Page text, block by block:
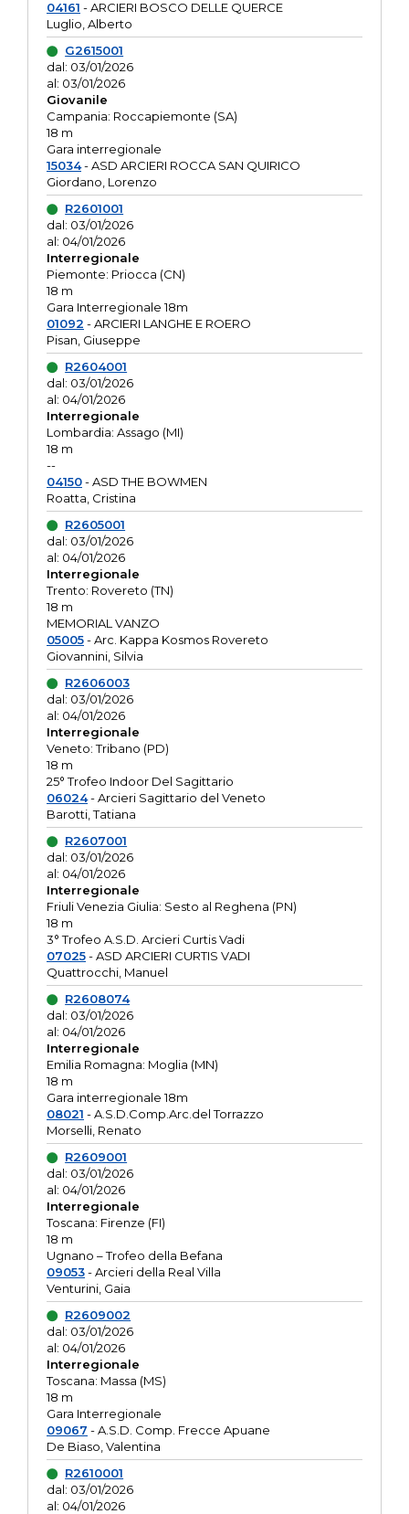
04161 - ARCIERI BOSCO DELLE QUERCE
Luglio, Alberto
G2615001
dal: 03/01/2026
al: 03/01/2026
Giovanile
Campania: Roccapiemonte (SA)
18 m
Gara interregionale
15034- ASD ARCIERI ROCCA SAN QUIRICO
Giordano, Lorenzo
R2601001
dal: 03/01/2026
al: 04/01/2026
Interregionale
Piemonte: Priocca (CN)
18 m
Gara Interregionale 18m
01092 - ARCIERI LANGHE E ROERO
Pisan, Giuseppe
R2604001
dal: 03/01/2026
al: 04/01/2026
Interregionale
Lombardia: Assago (MI)
18 m
--
04150- ASD THE BOWMEN
Roatta, Cristina
R2605001
dal: 03/01/2026
al: 04/01/2026
Interregionale
Trento: Rovereto (TN)
18 m
MEMORIAL VANZO
05005- Arc. Kappa Kosmos Rovereto
Giovannini, Silvia
R2606003
dal: 03/01/2026
al: 04/01/2026
Interregionale
Veneto: Tribano (PD)
18 m
25° Trofeo Indoor Del Sagittario
06024- Arcieri Sagittario del Veneto
Barotti, Tatiana
R2607001
dal: 03/01/2026
al: 04/01/2026
Interregionale
Friuli Venezia Giulia: Sesto al Reghena (PN)
18 m
3° Trofeo A.S.D. Arcieri Curtis Vadi
07025- ASD ARCIERI CURTIS VADI
Quattrocchi, Manuel
R2608074
dal: 03/01/2026
al: 04/01/2026
Interregionale
Emilia Romagna: Moglia (MN)
18 m
Gara interregionale 18m
08021 - A.S.D.Comp.Arc.del Torrazzo
Morselli, Renato
R2609001
dal: 03/01/2026
al: 04/01/2026
Interregionale
Toscana: Firenze (FI)
18 m
Ugnano – Trofeo della Befana
09053- Arcieri della Real Villa
Venturini, Gaia
R2609002
dal: 03/01/2026
al: 04/01/2026
Interregionale
Toscana: Massa (MS)
18 m
Gara Interregionale
09067 - A.S.D. Comp. Frecce Apuane
De Biaso, Valentina
R2610001
dal: 03/01/2026
al: 04/01/2026